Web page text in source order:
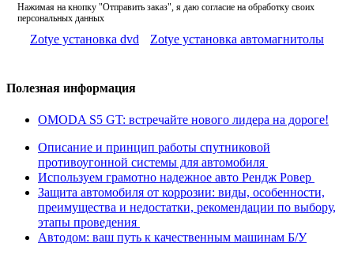
Нажимая на кнопку "Отправить заказ", я даю согласие на обработку своих
персональных данных
Zotye установка dvd Zotye установка автомагнитолы
Полезная информация
OMODA S5 GT: встречайте нового лидера на дороге!
Описание и принцип работы спутниковой
противоугонной системы для автомобиля
Используем грамотно надежное авто Рендж Ровер
Защита автомобиля от коррозии: виды, особенности,
преимущества и недостатки, рекомендации по выбору,
этапы проведения
Автодом: ваш путь к качественным машинам Б/У